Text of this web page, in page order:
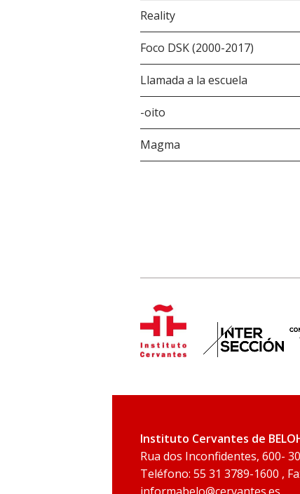
Reality
Foco DSK (2000-2017)
Llamada a la escuela
-oito
Magma
Instituto Cervantes de
Rua dos Inconfidentes, 600-
Teléfono: 55 31 3789-1600 ,